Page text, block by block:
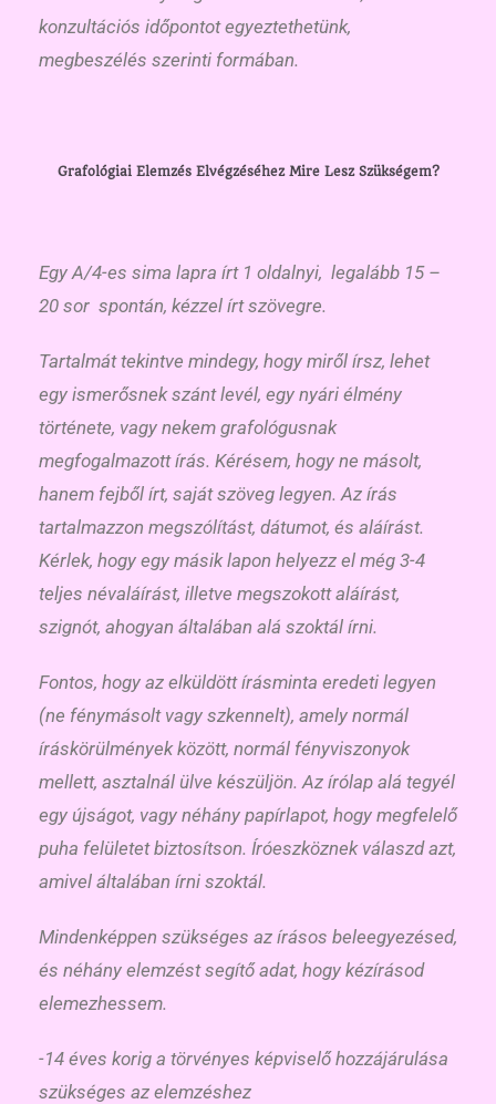
konzultációs időpontot egyeztethetünk,
megbeszélés szerinti formában.
Grafológiai Elemzés Elvégzéséhez Mire Lesz Szükségem?
Egy A/4-es sima lapra írt 1 oldalnyi, legalább 15 –
20 sor spontán, kézzel írt szövegre.
Tartalmát tekintve mindegy, hogy miről írsz, lehet
egy ismerősnek szánt levél, egy nyári élmény
története, vagy nekem grafológusnak
megfogalmazott írás. Kérésem, hogy ne másolt,
hanem fejből írt, saját szöveg legyen. Az írás
tartalmazzon megszólítást, dátumot, és aláírást.
Kérlek, hogy egy másik lapon helyezz el még 3-4
teljes névaláírást, illetve megszokott aláírást,
szignót, ahogyan általában alá szoktál írni.
Fontos, hogy az elküldött írásminta eredeti legyen
(ne fénymásolt vagy szkennelt), amely normál
íráskörülmények között, normál fényviszonyok
mellett, asztalnál ülve készüljön. Az írólap alá tegyél
egy újságot, vagy néhány papírlapot, hogy megfelelő
puha felületet biztosítson. Íróeszköznek válaszd azt,
amivel általában írni szoktál.
Mindenképpen szükséges az írásos beleegyezésed,
és néhány elemzést segítő adat, hogy kézírásod
elemezhessem.
-14 éves korig a törvényes képviselő hozzájárulása
szükséges az elemzéshez